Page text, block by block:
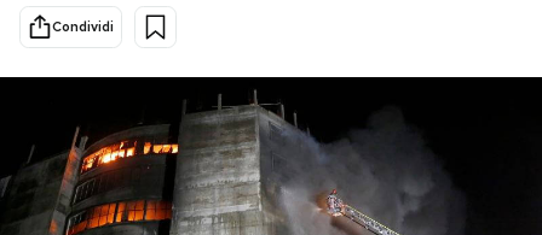
Sport
PODCAST
NEWSLETTER
Condividi